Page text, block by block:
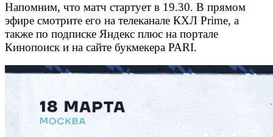
Напомним, что матч стартует в 19.30. В прямом
эфире смотрите его на телеканале КХЛ Prime, а
также по подписке Яндекс плюс на портале
Кинопоиск и на сайте букмекера PARI.